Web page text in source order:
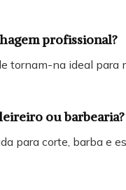
profissional?
tornam-na ideal para
ou barbearia?
para corte, barba e